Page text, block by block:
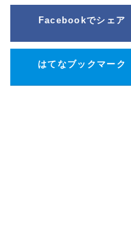
Facebookでシェア
はてなブックマーク